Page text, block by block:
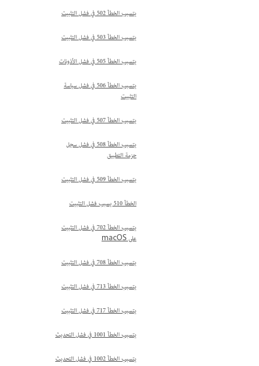
يتسبب الخطأ 502 في فشل التثبيت
يتسبب الخطأ 503 في فشل التثبيت
يتسبب الخطأ 505 في فشل الأذونات
يتسبب الخطأ 506 في فشل سياسة
التثبيت
يتسبب الخطأ 507 في فشل التثبيت
يتسبب الخطأ 508 في فشل سجل
حزمة التطبيق
يتسبب الخطأ 509 في فشل التثبيت
الخطأ 510 يسبب فشل التثبيت
يتسبب الخطأ 702 في فشل التثبيت
على macOS
يتسبب الخطأ 708 في فشل التثبيت
يتسبب الخطأ 713 في فشل التثبيت
يتسبب الخطأ 717 في فشل التثبيت
يتسبب الخطأ 1001 في فشل التحديث
يتسبب الخطأ 1002 في فشل التحديث